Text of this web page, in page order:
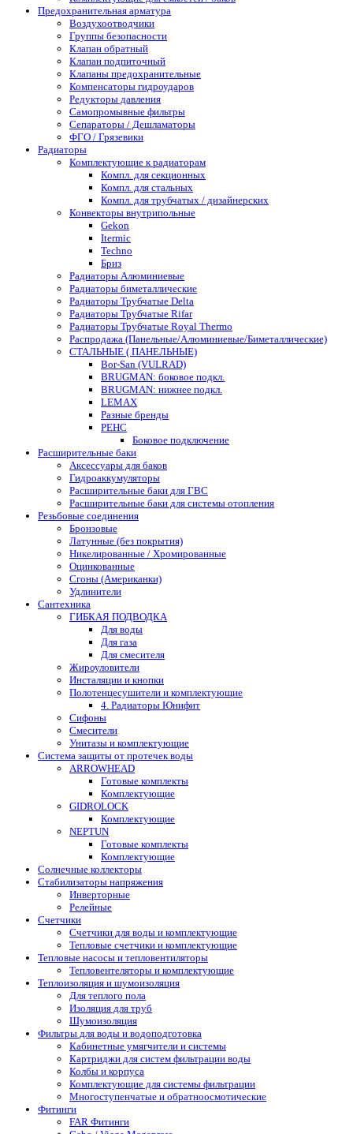
Предохранительная арматура
Воздухоотводчики
Группы безопасности
Клапан обратный
Клапан подпиточный
Клапаны предохранительные
Компенсаторы гидроударов
Редукторы давления
Самопромывные фильтры
Сепараторы / Дешламаторы
ФГО / Грязевики
Радиаторы
Комплектующие к радиаторам
Компл. для секционных
Компл. для стальных
Компл. для трубчатых / дизайнерских
Конвекторы внутрипольные
Gekon
Itermic
Techno
Бриз
Радиаторы Алюминиевые
Радиаторы биметаллические
Радиаторы Трубчатые Delta
Радиаторы Трубчатые Rifar
Радиаторы Трубчатые Royal Thermo
Распродажа (Панельные/Алюминиевые/Биметаллические)
СТАЛЬНЫЕ ( ПАНЕЛЬНЫЕ)
Bor-San (VULRAD)
BRUGMAN: боковое подкл.
BRUGMAN: нижнее подкл.
LEMAX
Разные бренды
РЕНС
Боковое подключение
Расширительные баки
Аксессуары для баков
Гидроаккумуляторы
Расширительные баки для ГВС
Расширительные баки для системы отопления
Резьбовые соединения
Бронзовые
Латунные (без покрытия)
Никелированные / Хромированные
Оцинкованные
Сгоны (Американки)
Удлинители
Сантехника
ГИБКАЯ ПОДВОДКА
Для воды
Для газа
Для смесителя
Жироуловители
Инсталяции и кнопки
Полотенцесушители и комплектующие
4. Радиаторы Юнифит
Сифоны
Смесители
Унитазы и комплектующие
Система защиты от протечек воды
ARROWHEAD
Готовые комплекты
Комплектующие
GIDROLOCK
Комплектующие
NEPTUN
Готовые комплекты
Комплектующие
Солнечные коллекторы
Стабилизаторы напряжения
Инверторные
Релейные
Счетчики
Счетчики для воды и комплектующие
Тепловые счетчики и комплектующие
Тепловые насосы и тепловентиляторы
Тепловентеляторы и комплектующие
Теплоизоляция и шумоизоляция
Для теплого пола
Изоляция для труб
Шумоизоляция
Фильтры для воды и водоподготовка
Кабинетные умягчители и системы
Картриджи для систем фильтрации воды
Колбы и корпуса
Комплектующие для системы фильтрации
Многоступенчатые и обратноосмотические
Фитинги
FAR Фитинги